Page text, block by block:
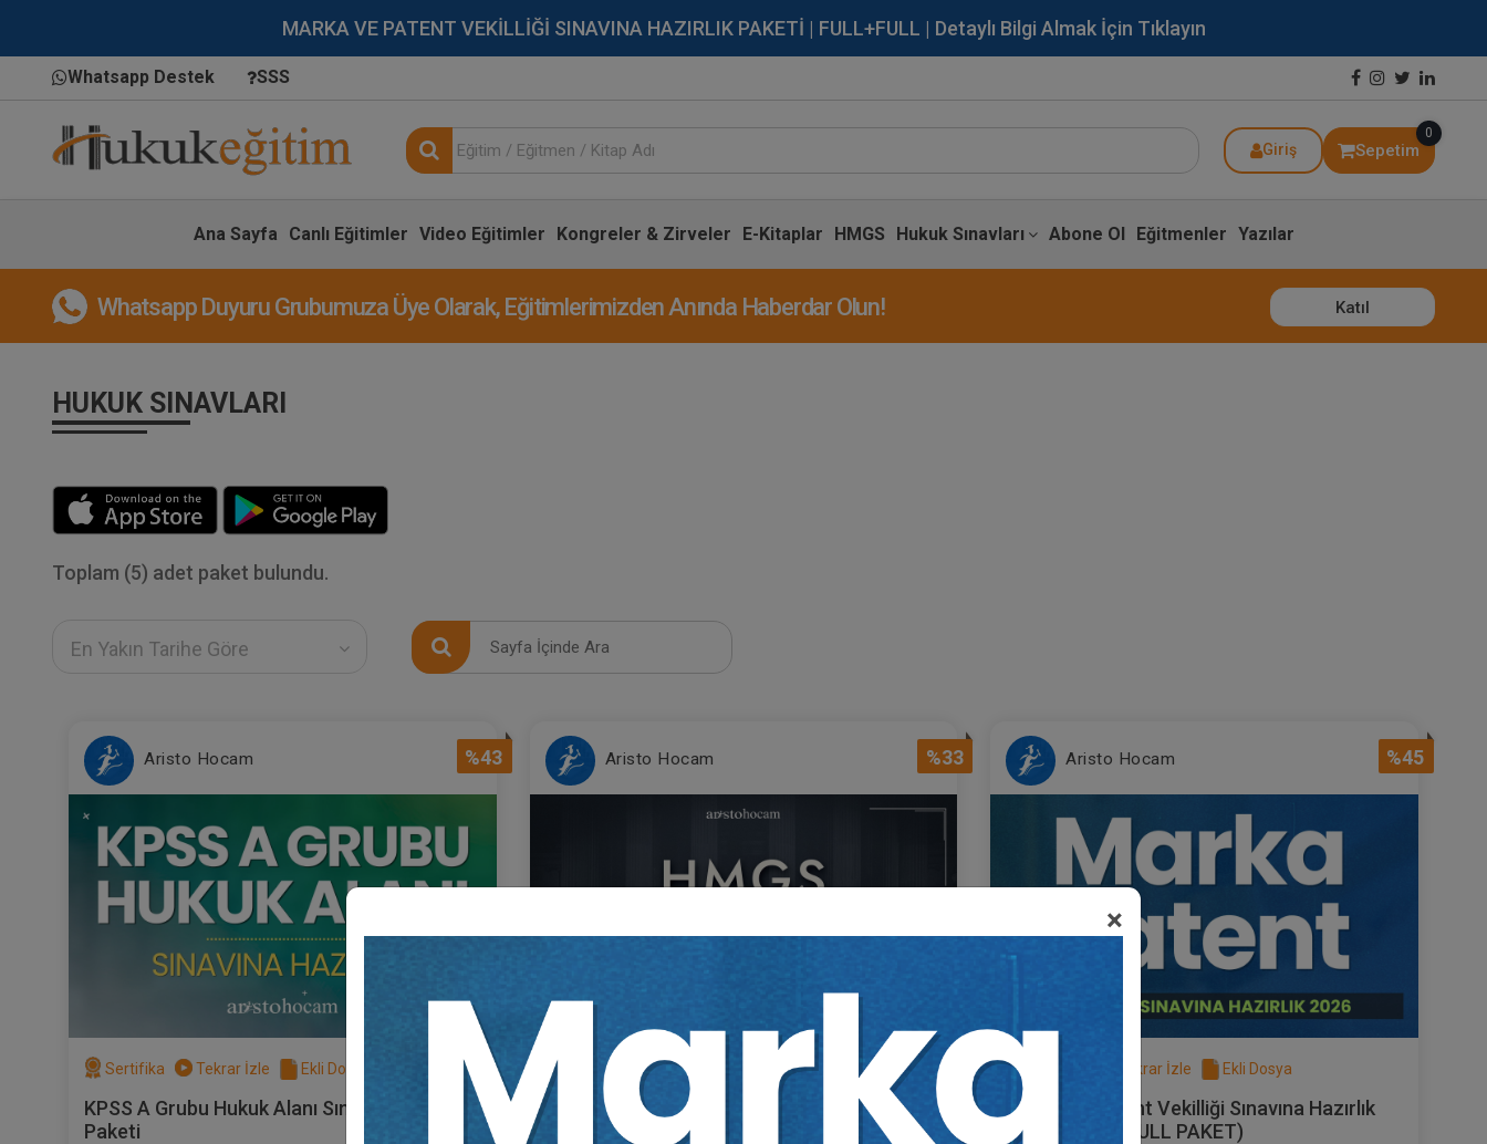
MARKA VE PATENT VEKİLLİĞİ SINAVINA HAZIRLIK PAKETİ | FULL+FULL | Detaylı Bilgi Almak İçin Tıklayın
Whatsapp Destek SSS
Giriş Sepetim
0
Ana Sayfa Canlı Eğitimler Video Eğitimler Kongreler & Zirveler E-Kitaplar HMGS Hukuk Sınavları Abone Ol Eğitmenler Yazılar
×
Whatsapp Duyuru Grubumuza Üye Olarak, Eğitimlerimizden Anında Haberdar Olun! Katıl
HUKUK SINAVLARI
Toplam (5) adet paket bulundu.
En Yakın Tarihe Göre
%43
Aristo Hocam
Sertifika Tekrar İzle Ekli Dosya
KPSS A Grubu Hukuk Alanı Sınavına Hazırlık
Paketi
%33
Aristo Hocam
Sertifika Tekrar İzle Ekli Dosya
Aristo Hocam Hukuk Mesleklerine Giriş
Sınavı (HMGS) 2026 EYLÜL
%45
Aristo Hocam
Tekrar İzle Ekli Dosya
Marka ve Patent Vekilliği Sınavına Hazırlık
2026 (FULL + FULL PAKET)